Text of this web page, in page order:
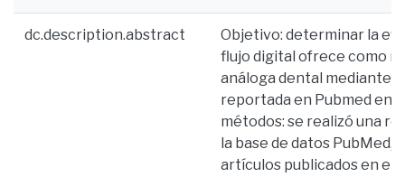
dc.description.abstract
Objetivo: determinar la
flujo digital ofrece como
análoga dental mediante
reportada en Pubmed
métodos: se realizó una
la base de datos PubMed,
artículos publicados en el